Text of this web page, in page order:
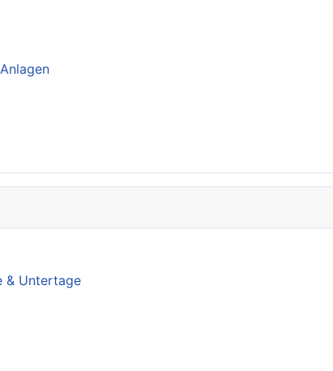
& Untertage